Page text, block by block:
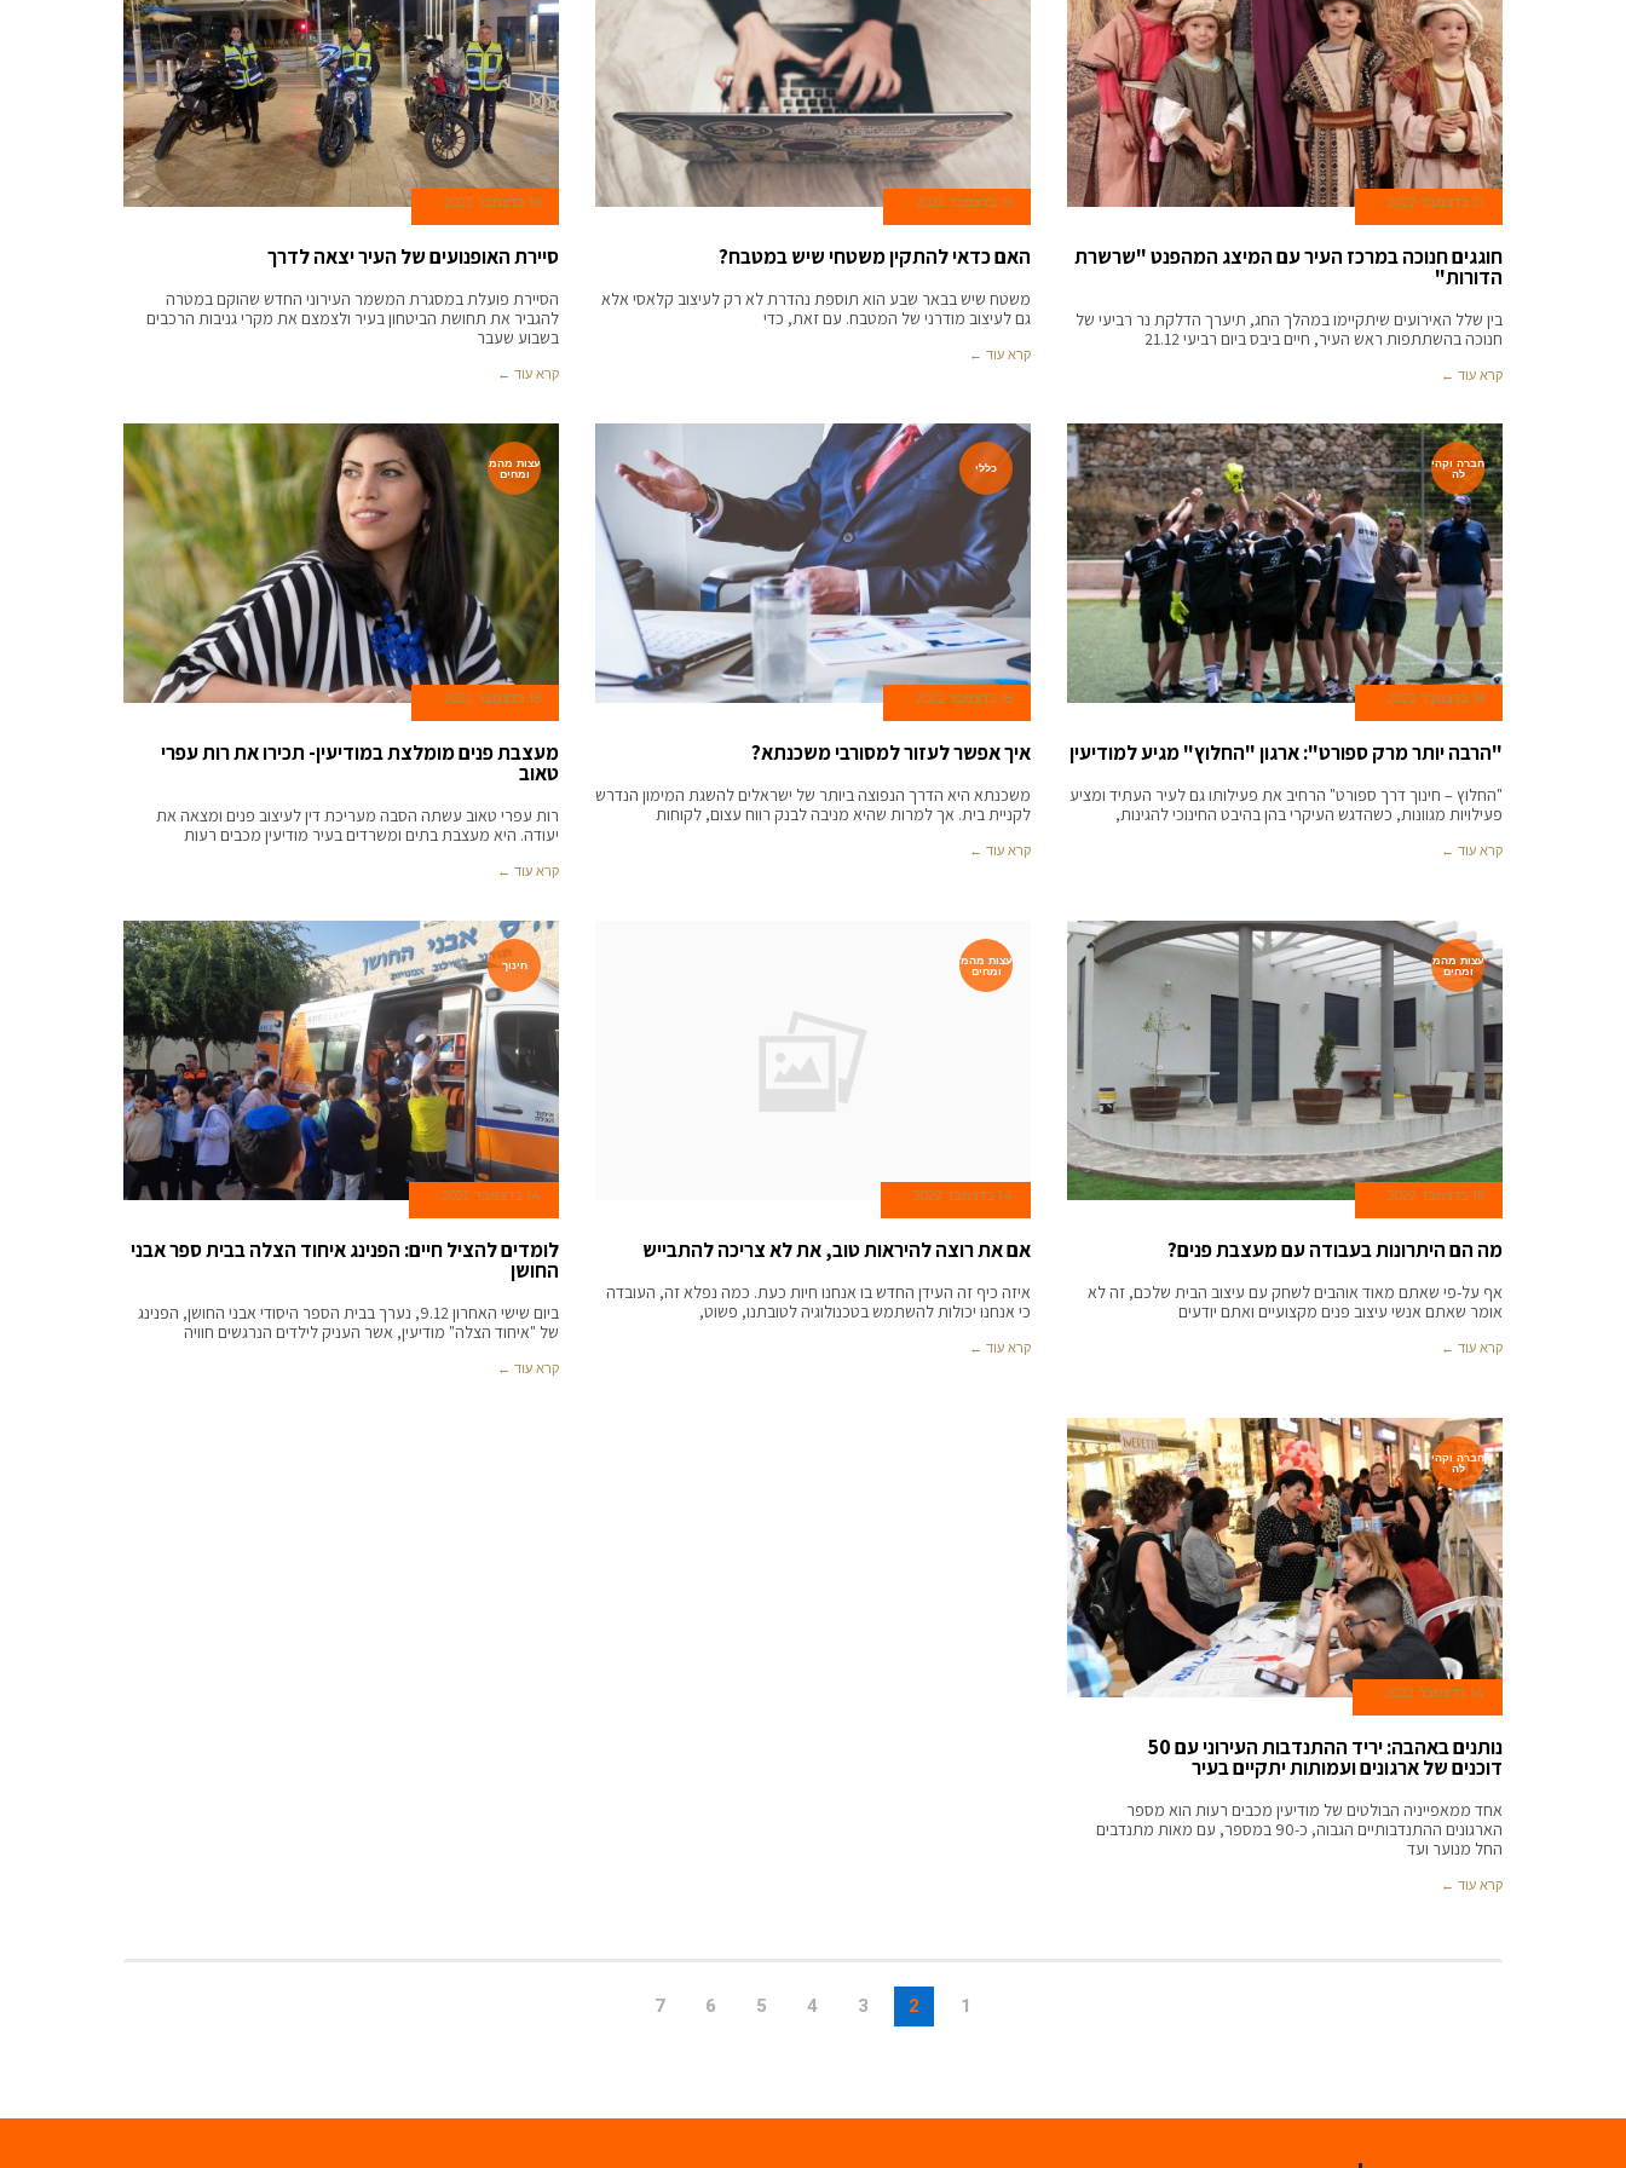
21 בדצמבר 2022
חוגגים חנוכה במרכז העיר עם המיצג המהפנט "שרשרת
הדורות"
בין שלל האירועים שיתקיימו במהלך החג, תיערך הדלקת נר רביעי של
חנוכה בהשתתפות ראש העיר, חיים ביבס ביום רביעי 21.12
קרא עוד ←
19 בדצמבר 2022
האם כדאי להתקין משטחי שיש במטבח?
משטח שיש בבאר שבע הוא תוספת נהדרת לא רק לעיצוב קלאסי אלא
גם לעיצוב מודרני של המטבח. עם זאת, כדי
קרא עוד ←
18 בדצמבר 2022
סיירת האופנועים של העיר יצאה לדרך
הסיירת פועלת במסגרת המשמר העירוני החדש שהוקם במטרה
להגביר את תחושת הביטחון בעיר ולצמצם את מקרי גניבות הרכבים
בשבוע שעבר
קרא עוד ←
חברה וקהי
לה
18 בדצמבר 2022
"הרבה יותר מרק ספורט": ארגון "החלוץ" מגיע למודיעין
"החלוץ – חינוך דרך ספורט" הרחיב את פעילותו גם לעיר העתיד ומציע
פעילויות מגוונות, כשהדגש העיקרי בהן בהיבט החינוכי להגינות,
קרא עוד ←
כללי
18 בדצמבר 2022
איך אפשר לעזור למסורבי משכנתא?
משכנתא היא הדרך הנפוצה ביותר של ישראלים להשגת המימון הנדרש
לקניית בית. אך למרות שהיא מניבה לבנק רווח עצום, לקוחות
קרא עוד ←
עצות מהמ
ומחים
18 בדצמבר 2022
מעצבת פנים מומלצת במודיעין- תכירו את רות עפרי
טאוב
רות עפרי טאוב עשתה הסבה מעריכת דין לעיצוב פנים ומצאה את
יעודה. היא מעצבת בתים ומשרדים בעיר מודיעין מכבים רעות
קרא עוד ←
עצות מהמ
ומחים
15 בדצמבר 2022
מה הם היתרונות בעבודה עם מעצבת פנים?
אף על-פי שאתם מאוד אוהבים לשחק עם עיצוב הבית שלכם, זה לא
אומר שאתם אנשי עיצוב פנים מקצועיים ואתם יודעים
קרא עוד ←
עצות מהמ
ומחים
14 בדצמבר 2022
אם את רוצה להיראות טוב, את לא צריכה להתבייש
איזה כיף זה העידן החדש בו אנחנו חיות כעת. כמה נפלא זה, העובדה
כי אנחנו יכולות להשתמש בטכנולוגיה לטובתנו, פשוט,
קרא עוד ←
חינוך
14 בדצמבר 2022
לומדים להציל חיים: הפנינג איחוד הצלה בבית ספר אבני
החושן
ביום שישי האחרון 9.12, נערך בבית הספר היסודי אבני החושן, הפנינג
של "איחוד הצלה" מודיעין, אשר העניק לילדים הנרגשים חוויה
קרא עוד ←
חברה וקהי
לה
14 בדצמבר 2022
נותנים באהבה: יריד ההתנדבות העירוני עם 50
דוכנים של ארגונים ועמותות יתקיים בעיר
אחד ממאפייניה הבולטים של מודיעין מכבים רעות הוא מספר
הארגונים ההתנדבותיים הגבוה, כ-90 במספר, עם מאות מתנדבים
החל מנוער ועד
קרא עוד ←
1
2
3
4
5
6
7